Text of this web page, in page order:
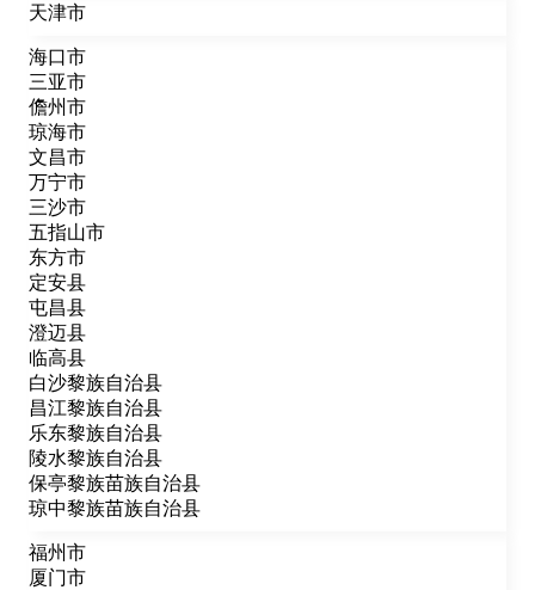
天津市
海口市
三亚市
儋州市
琼海市
文昌市
万宁市
三沙市
五指山市
东方市
定安县
屯昌县
澄迈县
临高县
白沙黎族自治县
昌江黎族自治县
乐东黎族自治县
陵水黎族自治县
保亭黎族苗族自治县
琼中黎族苗族自治县
福州市
厦门市